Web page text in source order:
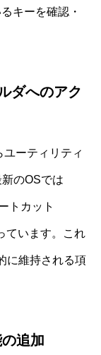
キーを確認・
ダへのアク
ーティリティ
のOSでは
トカット
ています。これ
に維持される項
追加